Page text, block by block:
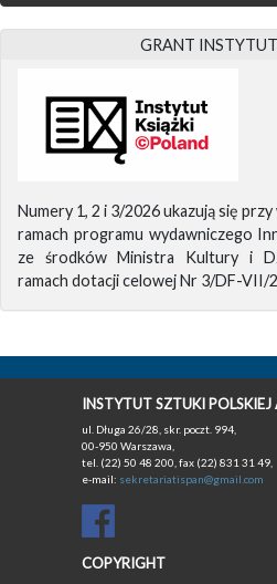
GRANT
Numery 1, 2 i 3/2026 ukazują się
ramach programu wydawniczego
ze środków Ministra Kultury i
ramach dotacji celowej Nr 3/DF-VII/
INSTYTUT SZTUKI
ul. Długa 26/28, skr. poczt. 994,
00-950 Warszawa,
tel. (22) 50 48 200, fax (22) 831 31 49,
e-mail: sekretariatispan@gmail.com
COPYRIGHT